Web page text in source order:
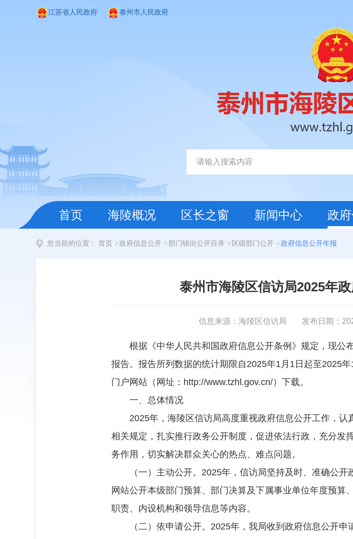
江苏省人民政府 泰州市人民政府
首页 海陵概况 区长之窗 新闻中心 政
您当前的位置： 首页 >政府信息公开 >部门镇街公开目录 > 区级部门公开 >政府信息公开年报
泰州市海陵区信访局2025年
信息来源：海陵区信访局 发布日期：
根据《中华人民共和国政府信息公开条例》规定，现公
报告。报告所列数据的统计期限自2025年1月1日起至2025
门户网站（网址：http://www.tzhl.gov.cn/）下载。
一、总体情况
2025年，海陵区信访局高度重视政府信息公开工作，
相关规定，扎实推行政务公开制度，促进依法行政，充分发
务作用，切实解决群众关心的热点、难点问题。
（一）主动公开。2025年，信访局坚持及时、准确公
网站公开本级部门预算、部门决算及下属事业单位年度预
职责、内设机构和领导信息等内容。
（二）依申请公开。2025年，我局收到政府信息公开申